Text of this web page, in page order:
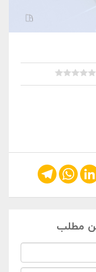
WhatsApp
Telegram
مطلب